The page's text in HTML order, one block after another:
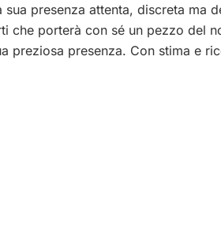
presenza attenta, discreta ma
che porterà con sé un pezzo del
preziosa presenza. Con stima e